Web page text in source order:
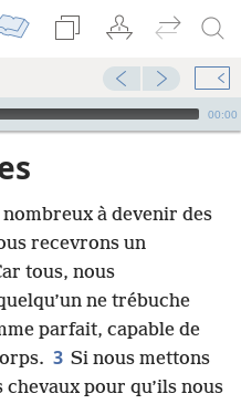
00:00
à devenir des
recevrons un
tous, nous
ne trébuche
parfait, capable de
3 Si nous mettons
pour qu’ils nous